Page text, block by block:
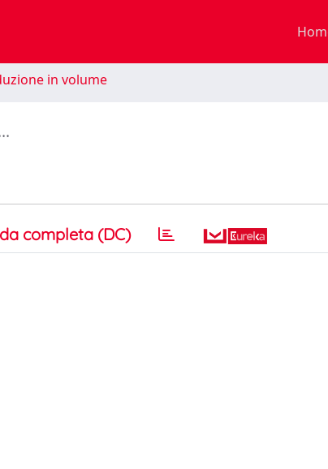
in volume
completa (DC)